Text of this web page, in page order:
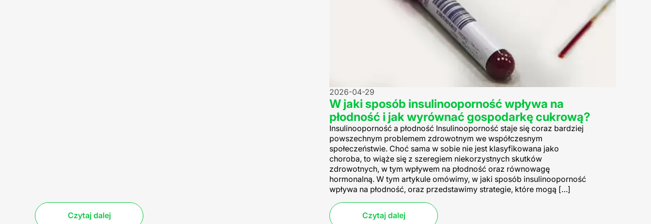
Czytaj dalej
W jaki sposób insulinooporność wpływa na
płodność i jak wyrównać gospodarkę cukrową?
2026-04-29
Insulinooporność a płodność Insulinooporność staje się coraz bardziej
powszechnym problemem zdrowotnym we współczesnym
społeczeństwie. Choć sama w sobie nie jest klasyfikowana jako
choroba, to wiąże się z szeregiem niekorzystnych skutków
zdrowotnych, w tym wpływem na płodność oraz równowagę
hormonalną. W tym artykule omówimy, w jaki sposób insulinooporność
wpływa na płodność, oraz przedstawimy strategie, które mogą […]
Czytaj dalej